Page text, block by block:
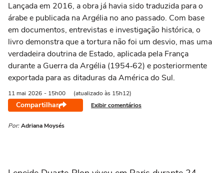
Lançada em 2016, a obra já havia sido traduzida para o
árabe e publicada na Argélia no ano passado. Com base
em documentos, entrevistas e investigação histórica, o
livro demonstra que a tortura não foi um desvio, mas uma
verdadeira doutrina de Estado, aplicada pela França
durante a Guerra da Argélia (1954‑62) e posteriormente
exportada para as ditaduras da América do Sul.
11 mai 2026 - 15h00 (atualizado às 15h12)
Compartilhar Exibir comentários
Por: Adriana Moysés